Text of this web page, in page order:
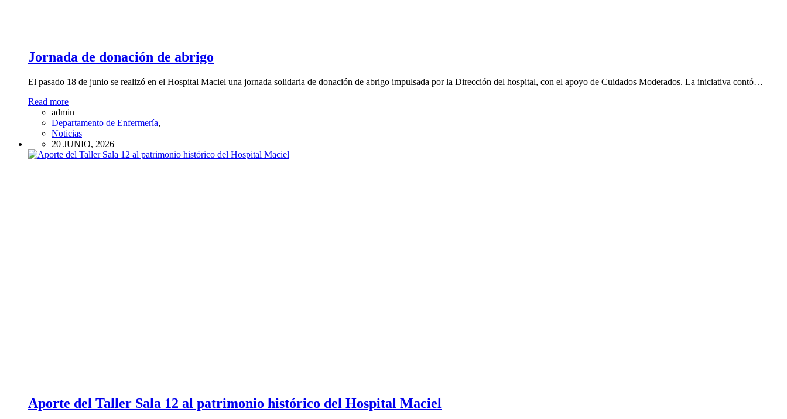
Jornada de donación de abrigo
El pasado 18 de junio se realizó en el Hospital Maciel una jornada solidaria de donación de abrigo impulsada por la Dirección del hospital, con el apoyo de Cuidados Moderados. La iniciativa contó…
Read more
admin
Departamento de Enfermería,
Noticias
20 JUNIO, 2026
Aporte del Taller Sala 12 al patrimonio histórico del Hospital Maciel